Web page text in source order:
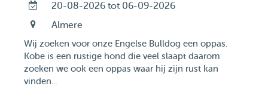
20-08-2026 tot 06-09-2026
Almere
Wij zoeken voor onze Engelse Bulldog een oppas.
Kobe is een rustige hond die veel slaapt daarom
zoeken we ook een oppas waar hij zijn rust kan
vinden...